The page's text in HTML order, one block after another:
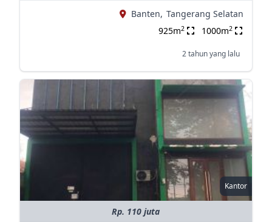
Banten, Tangerang Selatan
925m2 1000m2
2 tahun yang lalu
Kantor
Rp. 110 juta